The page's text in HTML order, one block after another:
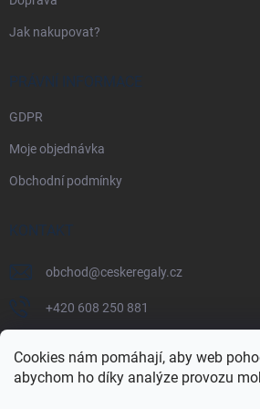
Cookies nám pomáhají, aby web
abychom ho díky analýze provozu
Jak nakupovat?
PRÁVNÍ INFORMACE
GDPR
Moje objednávka
Obchodní podmínky
KONTAKT
obchod@ceskeregaly.cz
+420 608 250 881